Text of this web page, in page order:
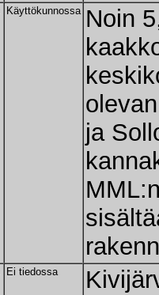
Käyttökunnossa Noin
ja
Ei tiedossa